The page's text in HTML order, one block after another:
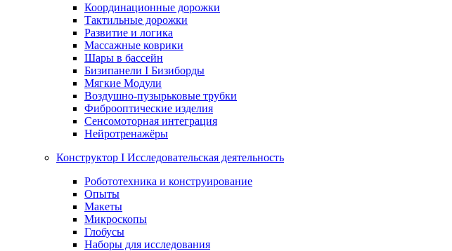
Координационные дорожки
Тактильные дорожки
Развитие и логика
Массажные коврики
Шары в бассейн
Бизипанели I Бизиборды
Мягкие Модули
Воздушно-пузырьковые трубки
Фиброоптические изделия
Сенсомоторная интеграция
Нейротренажёры
Конструктор I Исследовательская деятельность
Робототехника и конструирование
Опыты
Макеты
Микроскопы
Глобусы
Наборы для исследования